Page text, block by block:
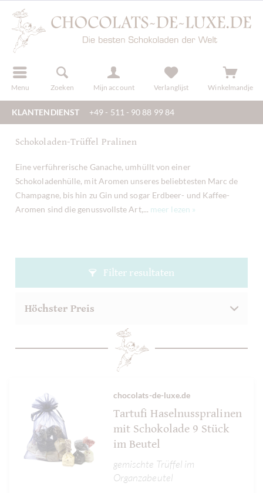
Menu Zoeken Mijn account
registreren Verlanglijst Winkelmandje
KLANTENDIENST +49 - 511 - 90 88 99 84
Schokoladen-Trüffel Pralinen
Eine verführerische Ganache, umhüllt von einer
Schokoladenhülle, mit Aromen unseres beliebtesten Marc de
Champagne, bis hin zu Gin und sogar Erdbeer- und Kaffee-
Aromen sind die genussvollste Art,... meer lezen »
Filter resultaten
chocolats-de-luxe.de
Tartufi Haselnusspralinen
mit Schokolade 9 Stück
im Beutel
gemischte Trüffel im
Organzabeutel